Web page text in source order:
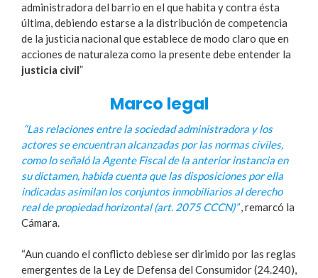
administradora del barrio en el que habita y contra ésta
última, debiendo estarse a la distribución de competencia
de la justicia nacional que establece de modo claro que en
acciones de naturaleza como la presente debe entender la
justicia civil”
Marco legal
“Las relaciones entre la sociedad administradora y los
actores se encuentran alcanzadas por las normas civiles,
como lo señaló la Agente Fiscal de la anterior instancia en
su dictamen, habida cuenta que las disposiciones por ella
indicadas asimilan los conjuntos inmobiliarios al derecho
real de propiedad horizontal (art. 2075 CCCN)” , remarcó la
Cámara.
“Aun cuando el conflicto debiese ser dirimido por las reglas
emergentes de la Ley de Defensa del Consumidor (24.240),